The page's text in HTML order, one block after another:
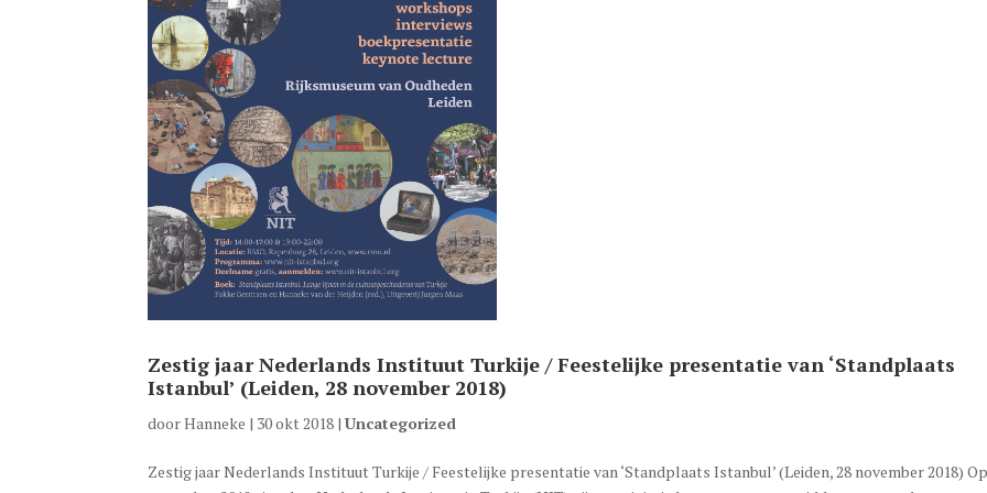
Zestig jaar Nederlands Instituut Turkije / Feestelijke presentatie van ‘Standplaats
Istanbul’ (Leiden, 28 november 2018)
doorHanneke | 30 okt 2018 |Uncategorized
Zestig jaar Nederlands Instituut Turkije / Feestelijke presentatie van ‘Standplaats Istanbul’ (Leiden, 28 november 2018)